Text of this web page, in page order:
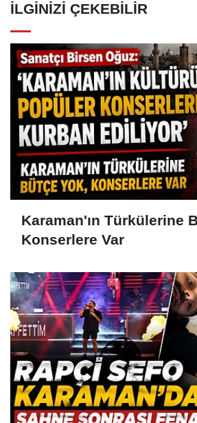
İLGINIZI ÇEKEBILIR
Karaman'ın Türkülerine
Konserlere Var